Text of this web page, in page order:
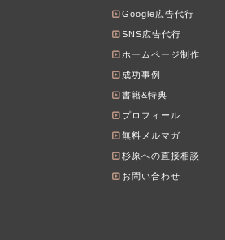
Google広告代行
SNS広告代行
ホームページ制作
成功事例
書籍&特典
プロフィール
無料メルマガ
杉原への直接相談
お問い合わせ